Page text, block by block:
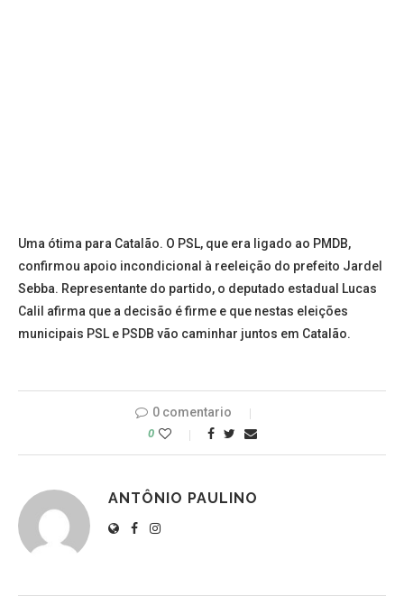
Uma ótima para Catalão. O PSL, que era ligado ao PMDB,
confirmou apoio incondicional à reeleição do prefeito Jardel
Sebba. Representante do partido, o deputado estadual Lucas
Calil afirma que a decisão é firme e que nestas eleições
municipais PSL e PSDB vão caminhar juntos em Catalão.
0 comentario
0
ANTÔNIO PAULINO